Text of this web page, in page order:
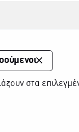
στα